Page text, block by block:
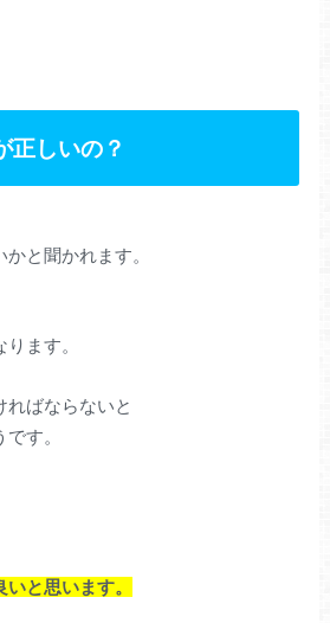
正しいの？
と聞かれます。
ます。
ればならないと
す。
と思います。